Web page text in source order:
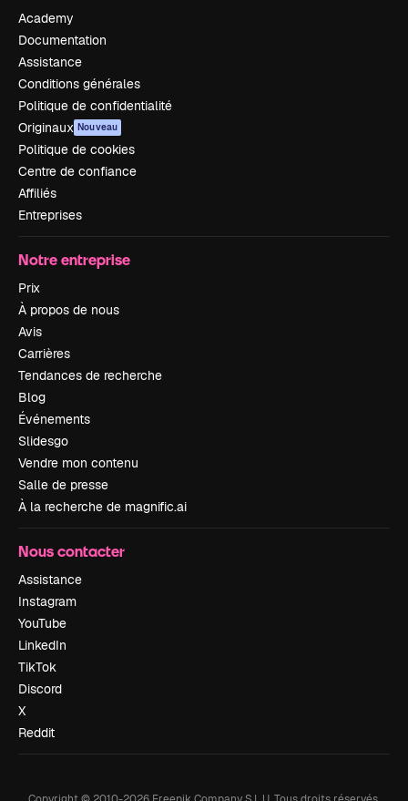
Academy
Documentation
Assistance
Conditions générales
Politique de confidentialité
Originaux Nouveau
Politique de cookies
Centre de confiance
Affiliés
Entreprises
Notre entreprise
Prix
À propos de nous
Avis
Carrières
Tendances de recherche
Blog
Événements
Slidesgo
Vendre mon contenu
Salle de presse
À la recherche de magnific.ai
Nous contacter
Assistance
Instagram
YouTube
LinkedIn
TikTok
Discord
X
Reddit